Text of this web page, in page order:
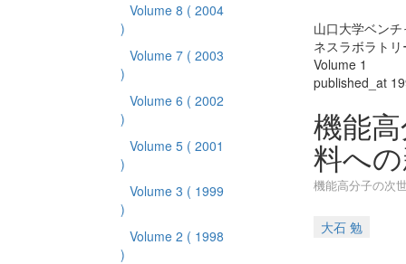
Volume 8 ( 2004
)
Volume 7 ( 2003
)
Volume 6 ( 2002
)
Volume 5 ( 2001
)
Volume 3 ( 1999
)
Volume 2 ( 1998
)
山口大学ベン
ネスラボラト
Volume 1
published_at
機能
料へ
機能高分子の次
大石 勉